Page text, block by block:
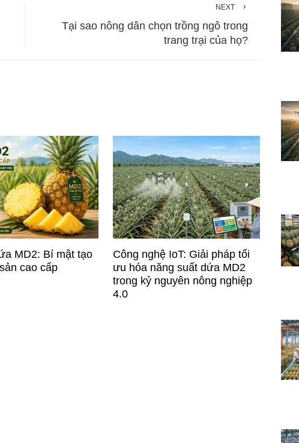
NEXT
Tại sao nông dân chọn trồng ngô trong
trang trại của họ?
MD2: Bí mật tạo
cao cấp
Công nghệ IoT: Giải pháp tối
ưu hóa năng suất dứa MD2
trong kỷ nguyên nông nghiệp
4.0